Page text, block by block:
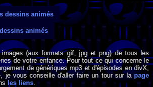
dessins animés
animés
(aux formats gif, jpg et png) de tous les
de votre enfance. Pour tout ce qui concerne le
de génériques mp3 et d'épisodes en divX,
je vous conseille d'aller faire un tour sur la page
les liens